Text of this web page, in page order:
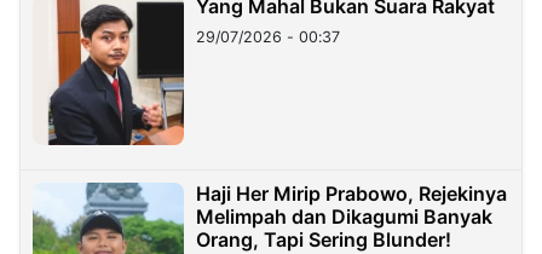
Yang Mahal Bukan Suara Rakyat
29/07/2026 - 00:37
Haji Her Mirip Prabowo, Rejekinya
Melimpah dan Dikagumi Banyak
Orang, Tapi Sering Blunder!